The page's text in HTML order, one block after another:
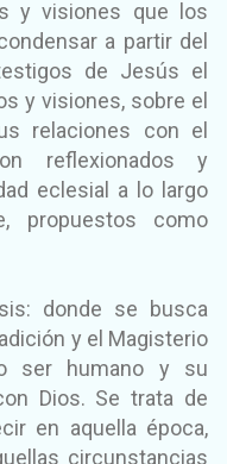
y visiones que los
a partir del
de Jesús el
y visiones, sobre el
relaciones con el
reflexionados y
eclesial a lo largo
propuestos como
donde se busca
y el Magisterio
ser humano y su
Dios. Se trata de
en aquella época,
circunstancias